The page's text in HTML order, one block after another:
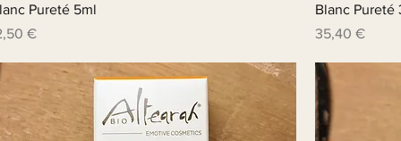
Pureté 5ml
€
Blanc Pureté
Prix
35,40 €